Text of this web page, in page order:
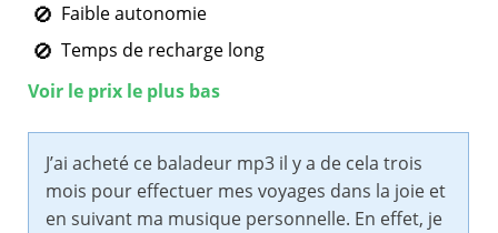
Faible autonomie
Temps de recharge long
Voir le prix le plus bas
J’ai acheté ce baladeur mp3 il y a de cela trois
mois pour effectuer mes voyages dans la joie et
en suivant ma musique personnelle. En effet, je